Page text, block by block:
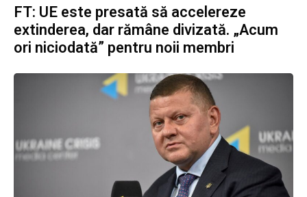
FT: UE este presată să accelereze
extinderea, dar rămâne divizată. „Acum
ori niciodată” pentru noii membri